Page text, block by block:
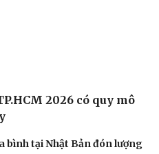
sáng tạo mang nhiều
sắc giành 8 HCV tại cuộc